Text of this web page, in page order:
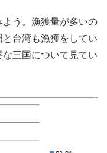
う。漁獲量が多いの
台湾も漁獲をしてい
三国について見てい